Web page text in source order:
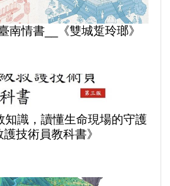
南情書__《雙城踅玲瑯》
知識，讀懂生命現場的守護
技術員教科書》